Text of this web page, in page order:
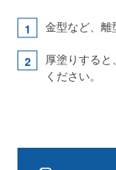
金型など、
厚塗りする
ください。